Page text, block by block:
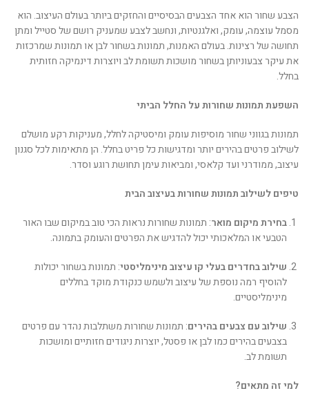
הצבע שחור הוא אחד הצבעים הבסיסיים והחזקים ביותר בעולם העיצוב. הוא
מסמל עוצמה, עומק, ואלגנטיות, ונחשב לצבע שמעניק רושם של סטייל ומתן
תחושה של רצינות. בעולם האמנות, תמונות בשחור לבן או תמונות שמרכזות
את עיקר צבעוניותן בשחור מושכות תשומת לב ויוצרות דינמיקה חזותית
בחלל.
השפעת תמונות שחורות על החלל הביתי
תמונות בגווני שחור מוסיפות עומק ומיסטיקה לחלל, מעניקות רקע מושלם
לשילוב פרטים בהירים יותר ומדגישות כל פריט בחלל. הן מתאימות לכל סגנון
עיצוב, ממודרני ועד קלאסי, ומביאות עימן תחושת רוגע וסדר.
טיפים לשילוב תמונות שחורות בעיצוב הבית
בחירת מיקום מואר: תמונות שחורות נראות הכי טוב במיקום שבו האור
הטבעי או המלאכותי יכול להדגיש את הפרטים והעומק בתמונה.
שילוב בחדרים בעלי קו עיצוב מינימליסטי: תמונות בשחור יכולות
להוסיף רמה נוספת של עיצוב ולשמש כנקודת מוקד בחללים
מינימליסטיים.
שילוב עם צבעים בהירים: תמונות שחורות משתלבות נהדר עם פרטים
בצבעים בהירים כמו לבן או פסטל, יוצרות ניגודים חזותיים ומושכות
תשומת לב.
למי זה מתאים?